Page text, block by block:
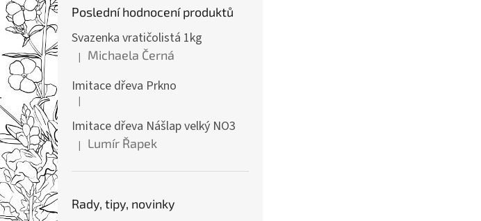
Poslední hodnocení produktů
Svazenka vratičolistá 1kg
Hodnocení produktu je 5 z 5 hvězdiček.
| Michaela Černá
Imitace dřeva Prkno
Hodnocení produktu je 5 z 5 hvězdiček.
|
Imitace dřeva Nášlap velký NO3
Hodnocení produktu je 5 z 5 hvězdiček.
| Lumír Řapek
Rady, tipy, novinky